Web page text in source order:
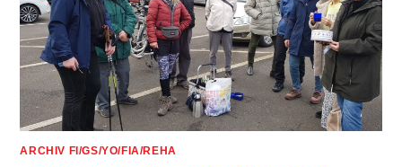
ARCHIV FI/GS/YO/FIA/REHA